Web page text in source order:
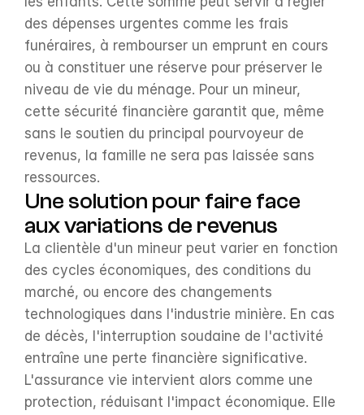
des dépenses urgentes comme les frais
funéraires, à rembourser un emprunt en cours
ou à constituer une réserve pour préserver le
niveau de vie du ménage. Pour un mineur,
cette sécurité financière garantit que, même
sans le soutien du principal pourvoyeur de
revenus, la famille ne sera pas laissée sans
ressources.
Une solution pour faire face
aux variations de revenus
La clientèle d'un mineur peut varier en fonction
des cycles économiques, des conditions du
marché, ou encore des changements
technologiques dans l'industrie minière. En cas
de décès, l'interruption soudaine de l'activité
entraîne une perte financière significative.
L'assurance vie intervient alors comme une
protection, réduisant l'impact économique. Elle